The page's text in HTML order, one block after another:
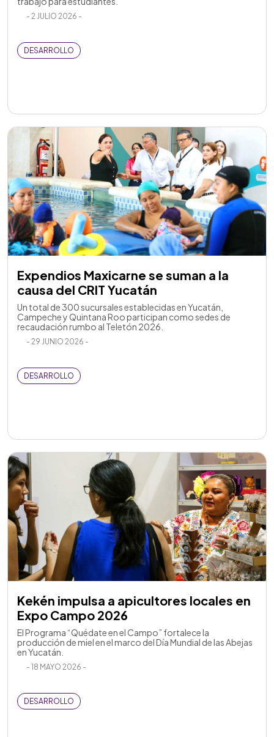
- 2 JULIO 2026 -
DESARROLLO
Expendios Maxicarne se suman a la
causa del CRIT Yucatán
Un total de 300 sucursales establecidas en Yucatán,
Campeche y Quintana Roo participan como sedes de
recaudación rumbo al Teletón 2026.
- 29 JUNIO 2026 -
DESARROLLO
Kekén impulsa a apicultores locales en
Expo Campo 2026
El Programa “Quédate en el Campo” fortalece la
producción de miel en el marco del Día Mundial de las Abejas
en Yucatán.
- 18 MAYO 2026 -
DESARROLLO